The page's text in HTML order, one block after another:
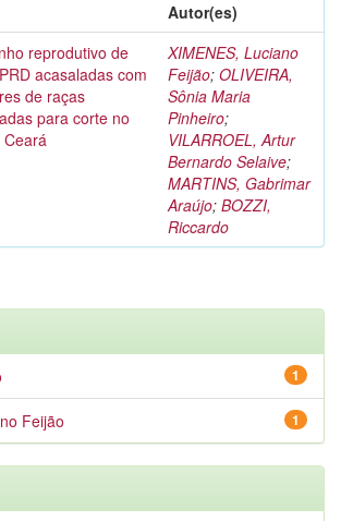
Autor(es)
reprodutivo de
acasaladas com
de raças
para corte no
XIMENES, Luciano
Feijão; OLIVEIRA,
Sônia Maria
Pinheiro;
VILARROEL, Artur
Bernardo Selaive;
MARTINS, Gabrimar
Araújo; BOZZI,
Riccardo
1
1
Feijão